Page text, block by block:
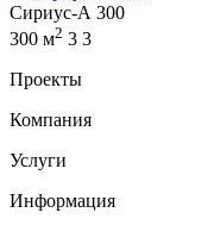
Сириус-А 300
300 м2 3 3
Проекты
Компания
Услуги
Информация